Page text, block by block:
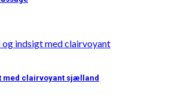
med clairvoyant sjælland